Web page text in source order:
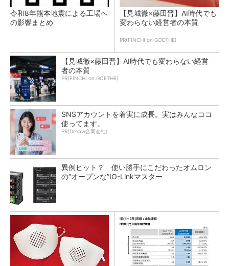
令和8年熊本地震による工場へ
の影響まとめ
【見城徹×藤田晋】AI時代でも
変わらない経営者の本質
PR(FINCHI on GOETHE)
【見城徹×藤田晋】AI時代でも変わらない経営
者の本質
PR(FINCHI on GOETHE)
SNSアカウントを着実に成長。実はみんなココ
使ってます。
PR(Dreaw合同会社)
異例ヒット？ 使い勝手にこだわったオムロン
の“オープンな”IO-Linkマスター